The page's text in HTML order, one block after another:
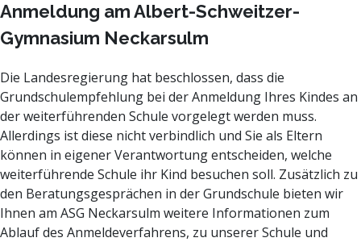
Anmeldung am Albert-Schweitzer-
Gymnasium Neckarsulm
Die Landesregierung hat beschlossen, dass die
Grundschulempfehlung bei der Anmeldung Ihres Kindes an
der weiterführenden Schule vorgelegt werden muss.
Allerdings ist diese nicht verbindlich und Sie als Eltern
können in eigener Verantwortung entscheiden, welche
weiterführende Schule ihr Kind besuchen soll. Zusätzlich zu
den Beratungsgesprächen in der Grundschule bieten wir
Ihnen am ASG Neckarsulm weitere Informationen zum
Ablauf des Anmeldeverfahrens, zu unserer Schule und